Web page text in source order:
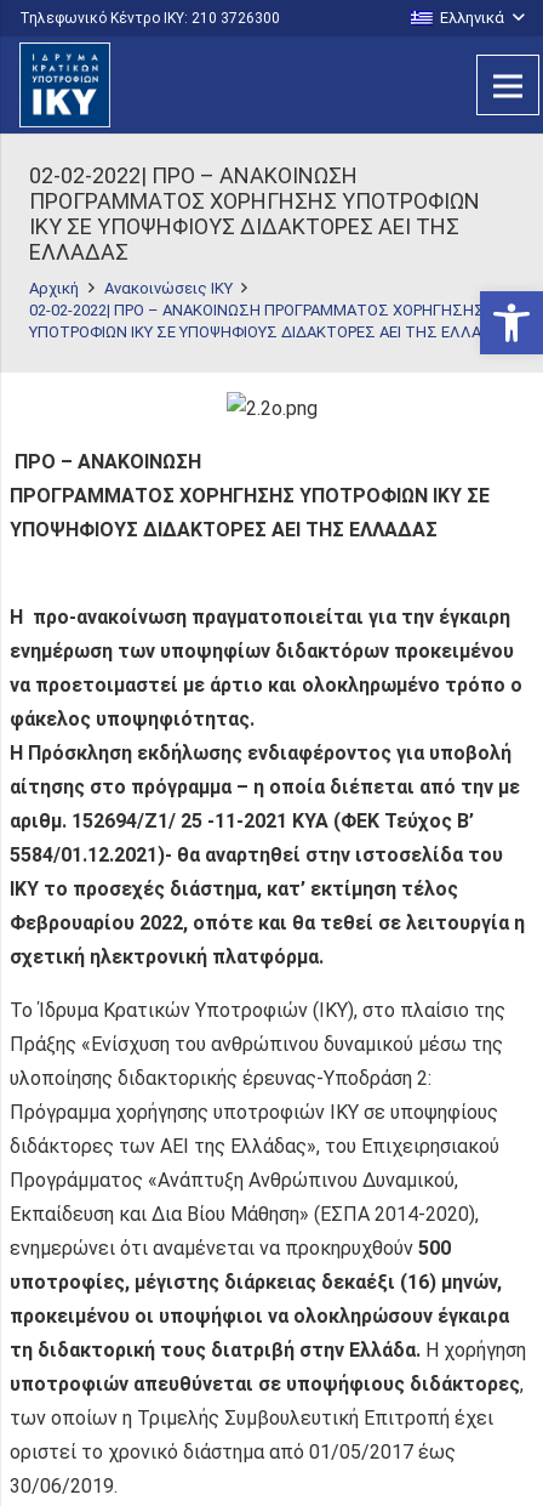
Τηλεφωνικό Κέντρο IKY: 210 3726300 Ελληνικά
02-02-2022| ΠΡΟ – ΑΝΑΚΟΙΝΩΣΗ
ΠΡΟΓΡΑΜΜΑΤΟΣ ΧΟΡΗΓΗΣΗΣ ΥΠΟΤΡΟΦΙΩΝ
ΙΚΥ ΣΕ ΥΠΟΨΗΦΙΟΥΣ ΔΙΔΑΚΤΟΡΕΣ ΑΕΙ ΤΗΣ
ΕΛΛΑΔΑΣ
Αρχική
Ανακοινώσεις ΙΚΥ
02-02-2022| ΠΡΟ – ΑΝΑΚΟΙΝΩΣΗ ΠΡΟΓΡΑΜΜΑΤΟΣ ΧΟΡΗΓΗΣΗΣ
ΥΠΟΤΡΟΦΙΩΝ ΙΚΥ ΣΕ ΥΠΟΨΗΦΙΟΥΣ ΔΙΔΑΚΤΟΡΕΣ ΑΕΙ ΤΗΣ ΕΛΛΑΔΑΣ
ΠΡΟ – ΑΝΑΚΟΙΝΩΣΗ
ΠΡΟΓΡΑΜΜΑΤΟΣ ΧΟΡΗΓΗΣΗΣ ΥΠΟΤΡΟΦΙΩΝ ΙΚΥ ΣΕ
ΥΠΟΨΗΦΙΟΥΣ ΔΙΔΑΚΤΟΡΕΣ ΑΕΙ ΤΗΣ ΕΛΛΑΔΑΣ
Η προ-ανακοίνωση πραγματοποιείται για την έγκαιρη
ενημέρωση των υποψηφίων διδακτόρων προκειμένου
να προετοιμαστεί με άρτιο και ολοκληρωμένο τρόπο ο
φάκελος υποψηφιότητας.
Η Πρόσκληση εκδήλωσης ενδιαφέροντος για υποβολή
αίτησης στο πρόγραμμα – η οποία διέπεται από την με
αριθμ. 152694/Ζ1/ 25 -11-2021 ΚΥΑ (ΦΕΚ Τεύχος B’
5584/01.12.2021)- θα αναρτηθεί στην ιστοσελίδα του
ΙΚΥ το προσεχές διάστημα, κατ’ εκτίμηση τέλος
Φεβρουαρίου 2022, οπότε και θα τεθεί σε λειτουργία η
σχετική ηλεκτρονική πλατφόρμα.
Το Ίδρυμα Κρατικών Υποτροφιών (ΙΚΥ), στο πλαίσιο της
Πράξης «Ενίσχυση του ανθρώπινου δυναμικού μέσω της
υλοποίησης διδακτορικής έρευνας-Υποδράση 2:
Πρόγραμμα χορήγησης υποτροφιών ΙΚΥ σε υποψηφίους
διδάκτορες των ΑΕΙ της Ελλάδας», του Επιχειρησιακού
Προγράμματος «Ανάπτυξη Ανθρώπινου Δυναμικού,
Εκπαίδευση και Δια Βίου Μάθηση» (ΕΣΠΑ 2014-2020),
ενημερώνει ότι αναμένεται να προκηρυχθούν 500
υποτροφίες, μέγιστης διάρκειας δεκαέξι (16) μηνών,
προκειμένου οι υποψήφιοι να ολοκληρώσουν έγκαιρα
τη διδακτορική τους διατριβή στην Ελλάδα. Η χορήγηση
υποτροφιών απευθύνεται σε υποψήφιους διδάκτορες,
των οποίων η Τριμελής Συμβουλευτική Επιτροπή έχει
οριστεί το χρονικό διάστημα από 01/05/2017 έως
30/06/2019.